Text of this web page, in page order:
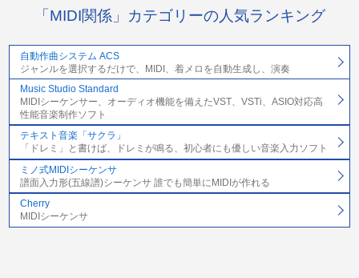
「MIDI関係」カテゴリーの人気ランキング
自動作曲システム ACS
ジャンルを選択するだけで、MIDI、着メロを自動生成し、演奏
Music Studio Standard
MIDIシーケンサー、オーディオ機能を備えたVST、VSTi、ASIO対応高
性能音楽制作ソフト
テキスト音楽「サクラ」
「ドレミ」と書けば、ドレミが鳴る、初心者にも優しい音楽入力ソフト
ミノ式MIDIシーケンサ
譜面入力形(五線譜)シーケンサ 誰でも簡単にMIDIが作れる
Cherry
MIDIシーケンサ